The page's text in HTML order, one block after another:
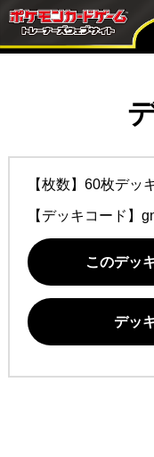
【枚数】60枚デッ
【デッキコード】
このデッ
デッ